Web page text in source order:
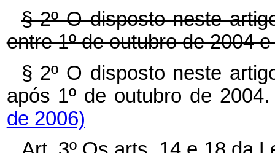
§ 2º O disposto neste
entre 1º de outubro de 2004
§ 2º O disposto neste
após 1º de outubro de
de 2006)